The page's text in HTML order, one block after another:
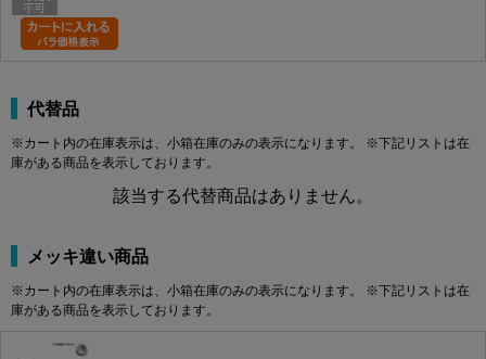
代替品
※カート内の在庫表示は、小箱在庫のみの表示になります。 ※下記リストは在
庫がある商品を表示しております。
該当する代替商品はありません。
メッキ違い商品
※カート内の在庫表示は、小箱在庫のみの表示になります。 ※下記リストは在
庫がある商品を表示しております。